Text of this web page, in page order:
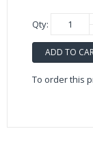
Qty:
ADD TO
To order this